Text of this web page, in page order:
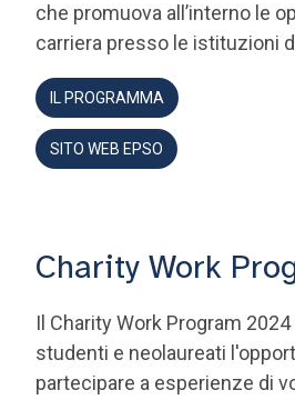
IL PROGRAMMA
SITO WEB EPSO
Il Charity Work Program
partecipare a esperienze di
e all'estero, contribuendo a
solidarietà internazionale.